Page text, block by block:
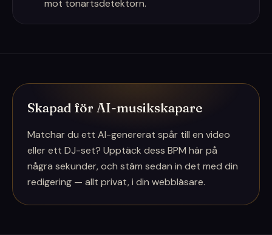
mot tonartsdetektorn.
Skapad för AI-musikskapare
Matchar du ett AI-genererat spår till en video
eller ett DJ-set? Upptäck dess BPM här på
några sekunder, och stäm sedan in det med din
redigering — allt privat, i din webbläsare.